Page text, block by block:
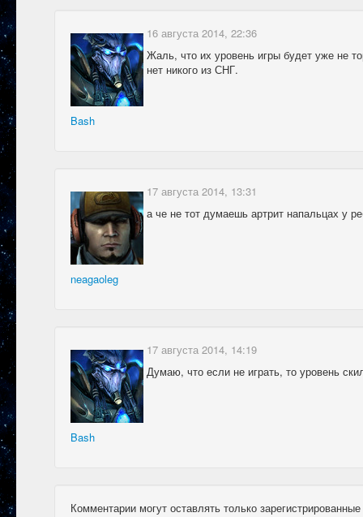
Bash
16 августа 2014, 22:36
Жаль, что их уровень игры будет уже не
нет никого из СНГ.
neagaoleg
17 августа 2014, 13:31
а че не тот думаешь артрит напальцах у
Bash
17 августа 2014, 14:19
Думаю, что если не играть, то уровень
Комментарии могут оставлять только